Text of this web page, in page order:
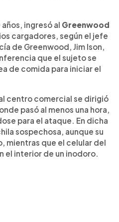
años, ingresó al Greenwood
cargadores, según el jefe
de Greenwood, Jim Ison,
que el sujeto se
de comida para iniciar el
centro comercial se dirigió
pasó al menos una hora,
para el ataque. En dicha
sospechosa, aunque su
mientras que el celular del
el interior de un inodoro.